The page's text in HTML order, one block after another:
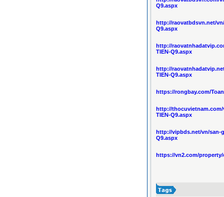
Q9.aspx
http://raovatbdsvn.net/vn/
Q9.aspx
http://
TIEN-Q9.aspx
http://
TIEN-Q9.aspx
https://rongbay.com/
http://thocuvietnam.com/
TIEN-Q9.aspx
http://vipbds.net/vn/san-
Q9.aspx
https://vn2.com/